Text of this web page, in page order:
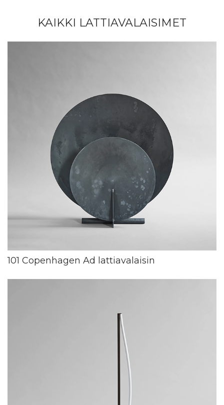
KAIKKI LATTIAVALAISIMET
101 Copenhagen Ad lattiavalaisin